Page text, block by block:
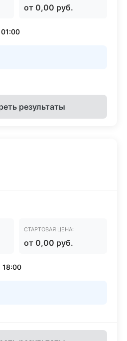
от 0,00 руб.
результаты
СТАРТОВАЯ ЦЕНА:
от 0,00 руб.
18:00